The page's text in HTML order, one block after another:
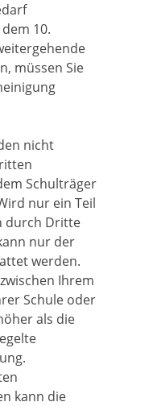
10.
müssen Sie
nicht
Schulträger
nur ein Teil
durch Dritte
nur der
werden.
Ihrem
Schule oder
als die
kann die